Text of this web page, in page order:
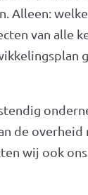
van alle
de
wij ook